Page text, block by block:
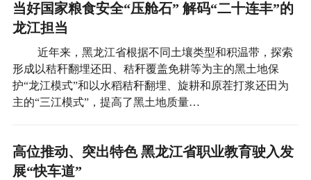
当好国家粮食安全“压舱石” 解码“二十连丰”的
龙江担当
近年来，黑龙江省根据不同土壤类型和积温带，探索
形成以秸秆翻埋还田、秸秆覆盖免耕等为主的黑土地保
护“龙江模式”和以水稻秸秆翻埋、旋耕和原茬打浆还田为
主的“三江模式”，提高了黑土地质量…
高位推动、突出特色 黑龙江省职业教育驶入发
展“快车道”